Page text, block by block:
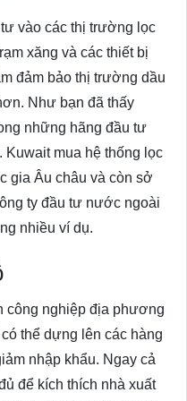
vào các thị trường lọc
xăng và các thiết bị
đảm bảo thị trường dầu
Như bạn đã thấy
những hãng đầu tư
mua hệ thống lọc
gia Âu châu và còn sở
ty đầu tư nước ngoài
nhiều ví dụ.
công nghiệp địa phương
thể dựng lên các hàng
nhập khẩu. Ngay cả
để kích thích nhà xuất